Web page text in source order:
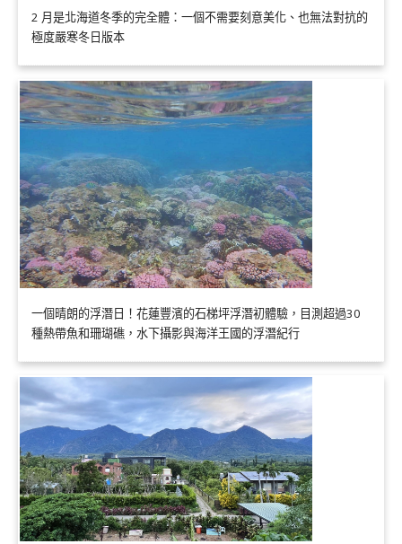
2 月是北海道冬季的完全體：一個不需要刻意美化、也無法對抗的
極度嚴寒冬日版本
一個晴朗的浮潛日！花蓮豐濱的石梯坪浮潛初體驗，目測超過30
種熱帶魚和珊瑚礁，水下攝影與海洋王國的浮潛紀行